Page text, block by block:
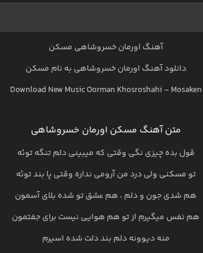
آهنگ اورمان خسروشاهی مسکن
دانلود آهنگ اورمان خسروشاهی به نام مسکن
Download New MusicOorman Khosroshahi – Mosaken
متن آهنگ مسکن اورمان خسروشاهی
قول بده چیزی نگی وقتی که میبینی دلم تنگه توئه
تو مسکنی ولی درد من آرومی نداره وقتی پا بند توئه
هم شدی جون و دلم ، هم عشق تو شده بلای آسمون
هم نفس میگیرم از تو هم هوایی نیست برای جفتمون
منه دیوونه دلم بند دلت شده اسیرم